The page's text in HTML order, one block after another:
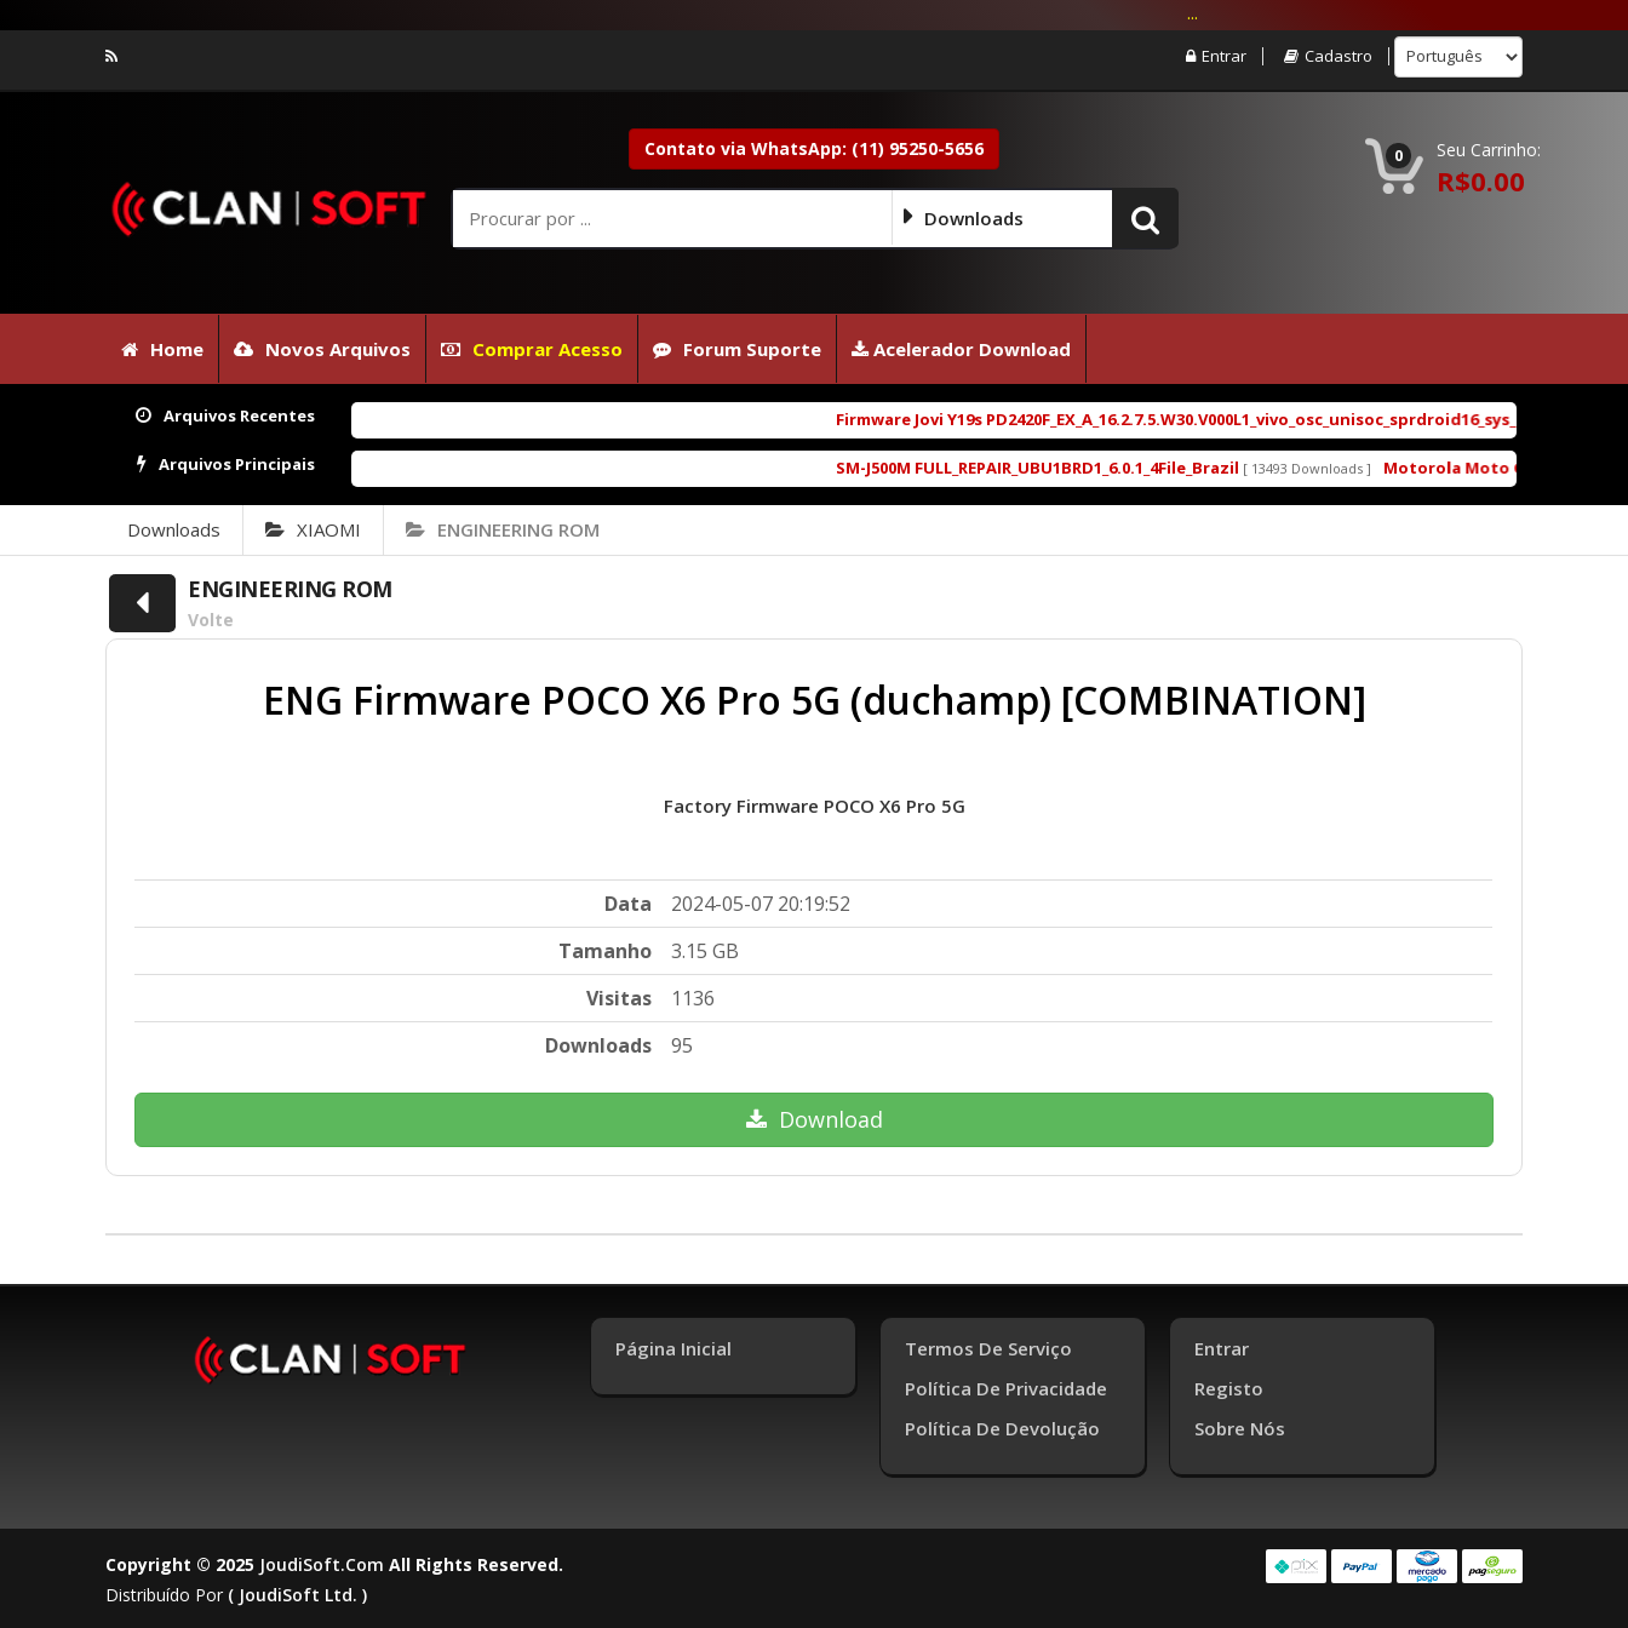
Entrar Cadastro
Contato via WhatsApp: (11) 95250-5656
Downloads
0 Seu Carrinho:
R$0.00
Home Novos Arquivos Comprar Acesso Forum Suporte Acelerador Download
Arquivos Recentes Firmware Jovi Y19s
Arquivos Principais SM-J500M FULL_REPAIR_UBU1BRD1_6.0.1_4File_Brazil [ 13493 Downloads ] Motorola Moto G5 XT1672 XT1671
Downloads XIAOMI ENGINEERING ROM
ENGINEERING ROM
Volte
ENG Firmware POCO X6 Pro 5G (duchamp) [COMBINATION]
Factory Firmware POCO X6 Pro 5G
Data
2024-05-07 20:19:52
Tamanho
3.15 GB
Visitas
1136
Downloads
95
Download
Página Inicial
Termos De Serviço
Política De Privacidade
Política De Devolução
Entrar
Registo
Sobre Nós
Copyright © 2025 JoudiSoft.com All Rights Reserved.
Distribuído Por ( JoudiSoft Ltd. )